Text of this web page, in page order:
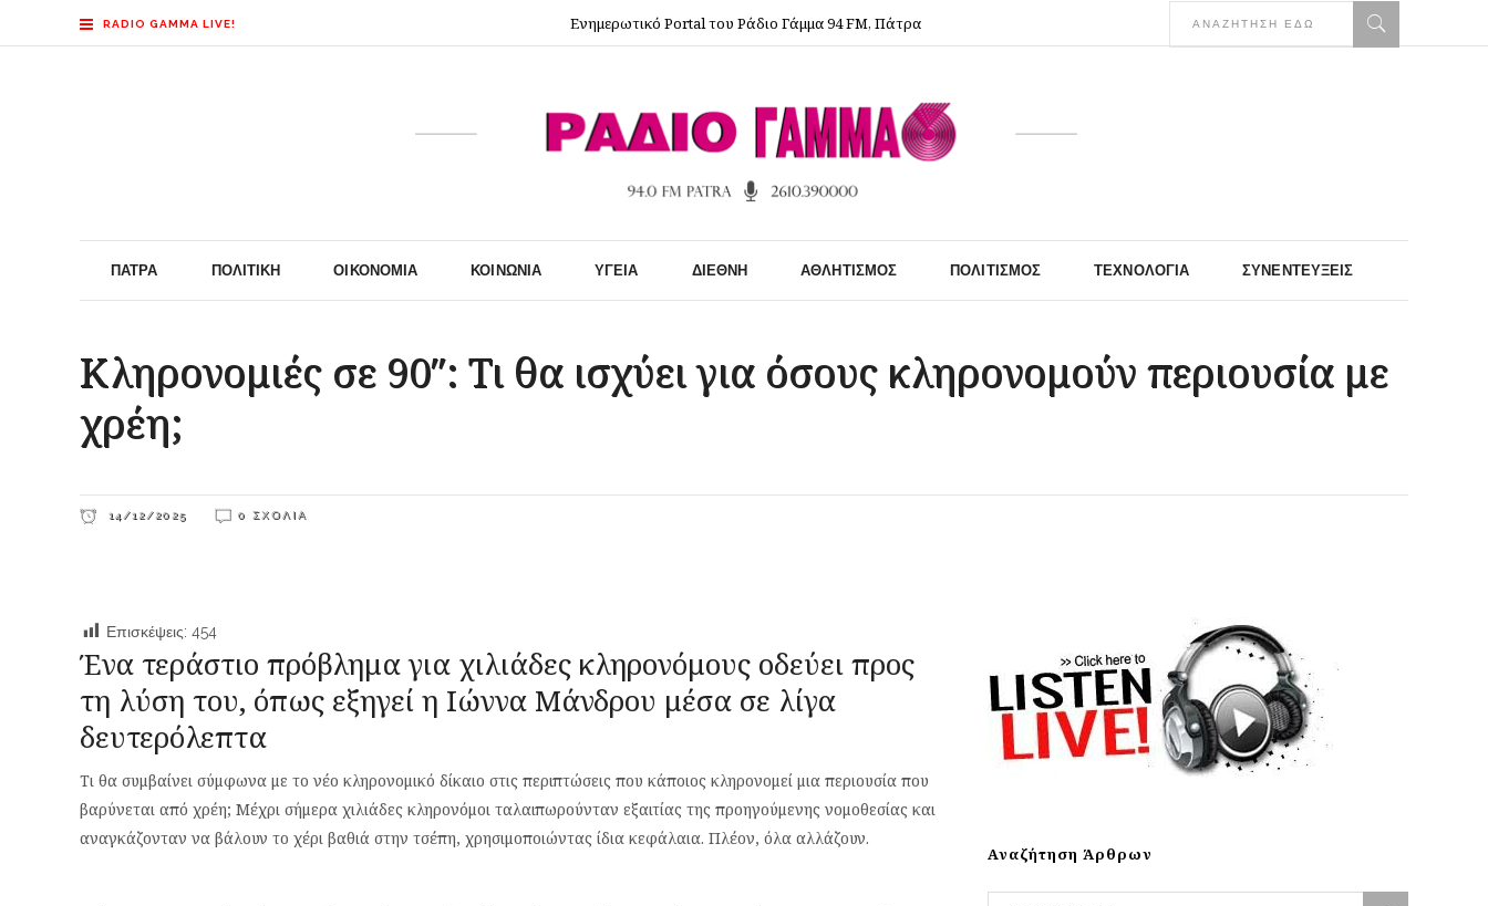
RADIO GAMMA LIVE! Ενημερωτικό Portal του Ράδιο Γάμμα 94 FM, Πάτρα
ΠΆΤΡΑ ΠΟΛΙΤΙΚΉ ΟΙΚΟΝΟΜΊΑ ΚΟΙΝΩΝΊΑ ΥΓΕΊΑ ΔΙΕΘΝΉ ΑΘΛΗΤΙΣΜΌΣ ΠΟΛΙΤΙΣΜΌΣ ΤΕΧΝΟΛΟΓΊΑ ΣΥΝΕΝΤΕΎΞΕΙΣ
Κληρονομιές σε 90″: Τι θα ισχύει για όσους κληρονομούν περιουσία με
χρέη;
14/12/2025 0 ΣΧΌΛΙΑ
Επισκέψεις: 454
Ένα τεράστιο πρόβλημα για χιλιάδες κληρονόμους οδεύει προς
τη λύση του, όπως εξηγεί η Ιώννα Μάνδρου μέσα σε λίγα
δευτερόλεπτα
Τι θα συμβαίνει σύμφωνα με το νέο κληρονομικό δίκαιο στις περιπτώσεις που κάποιος κληρονομεί μια περιουσία που
βαρύνεται από χρέη; Μέχρι σήμερα χιλιάδες κληρονόμοι ταλαιπωρούνταν εξαιτίας της προηγούμενης νομοθεσίας και
αναγκάζονταν να βάλουν το χέρι βαθιά στην τσέπη, χρησιμοποιώντας ίδια κεφάλαια. Πλέον, όλα αλλάζουν.
Αναζήτηση Άρθρων